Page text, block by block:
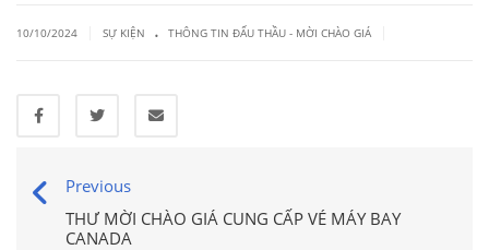
10/10/2024 SỰ KIỆN . THÔNG TIN ĐẤU THẦU - MỜI CHÀO GIÁ
Previous
THƯ MỜI CHÀO GIÁ CUNG CẤP VÉ MÁY BAY
CANADA